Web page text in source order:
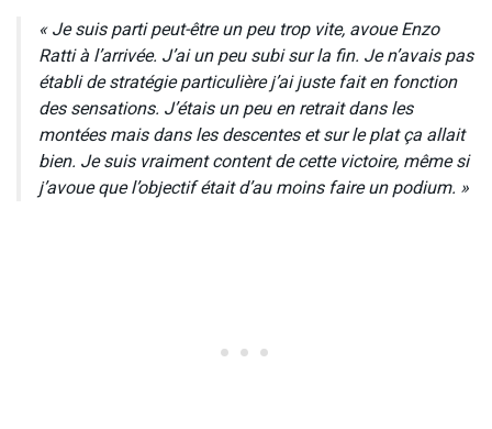
« Je suis parti peut-être un peu trop vite, avoue Enzo
Ratti à l’arrivée. J’ai un peu subi sur la fin. Je n’avais pas
établi de stratégie particulière j’ai juste fait en fonction
des sensations. J’étais un peu en retrait dans les
montées mais dans les descentes et sur le plat ça allait
bien. Je suis vraiment content de cette victoire, même si
j’avoue que l’objectif était d’au moins faire un podium. »